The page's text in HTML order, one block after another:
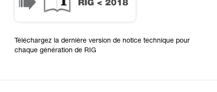
Téléchargez la dernière version de notice technique pour
chaque génération de RIG